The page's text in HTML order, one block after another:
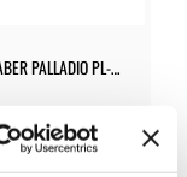
PALLADIO PL-
kr